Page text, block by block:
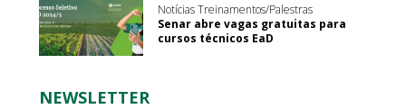
Notícias Treinamentos/Palestras
Senar abre vagas gratuitas para
cursos técnicos EaD
NEWSLETTER